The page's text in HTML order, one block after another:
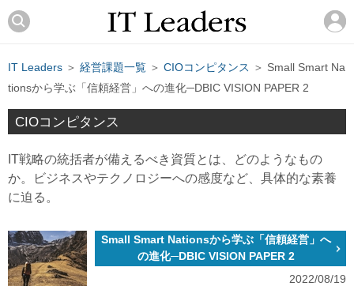
IT Leaders ＞ 経営課題一覧 ＞ CIOコンピタンス ＞ Small Smart Na
tionsから学ぶ「信頼経営」への進化─DBIC VISION PAPER 2
CIOコンピタンス
IT戦略の統括者が備えるべき資質とは、どのようなもの
か。ビジネスやテクノロジーへの感度など、具体的な素養
に迫る。
Small Smart Nationsから学ぶ「信頼経営」へ
の進化─DBIC VISION PAPER 2
2022/08/19